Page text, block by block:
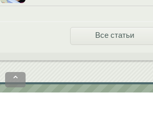
Все статьи
⌃